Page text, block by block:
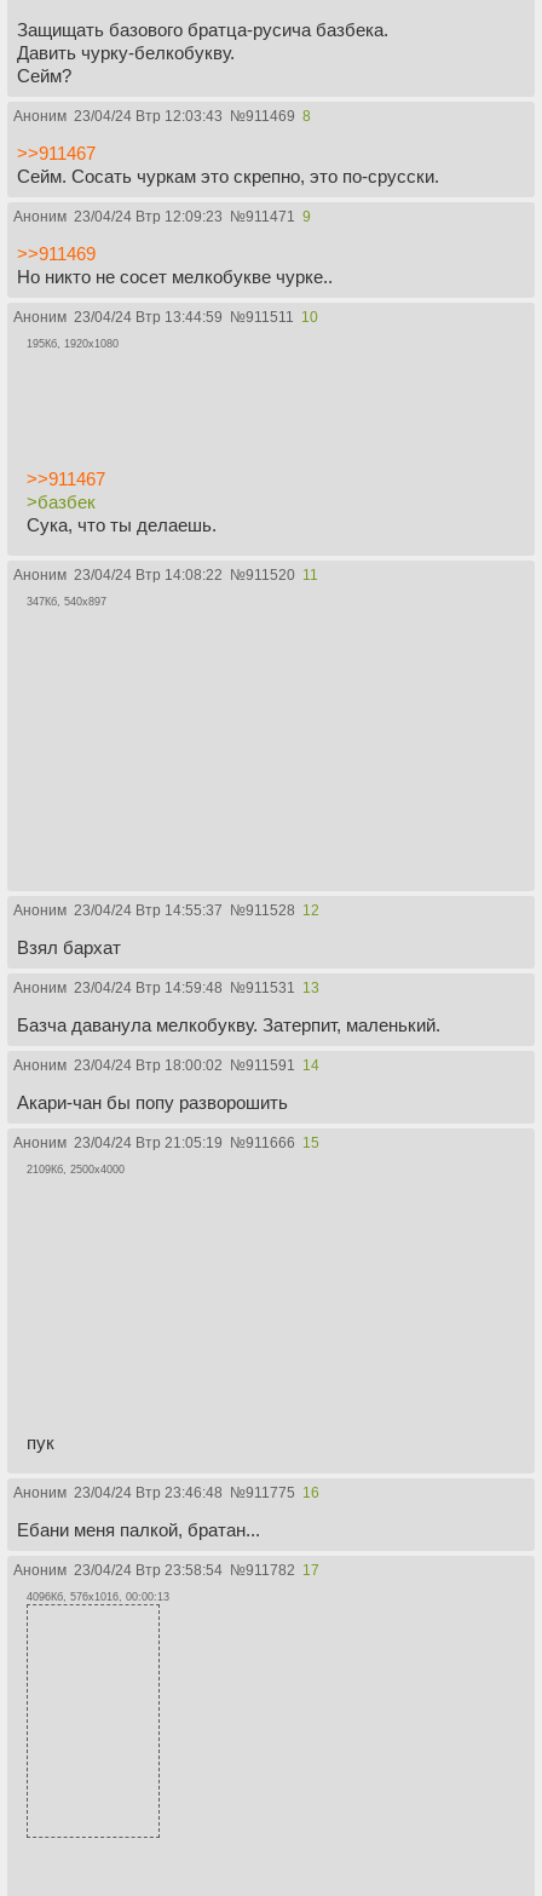
Защищать базового братца-русича базбека.
Давить чурку-белкобукву.
Сейм?
Аноним 23/04/24 Втр 12:03:43 №911469 8
>>911467
Сейм. Сосать чуркам это скрепно, это по-срусски.
Аноним 23/04/24 Втр 12:09:23 №911471 9
>>911469
Но никто не сосет мелкобукве чурке..
Аноним 23/04/24 Втр 13:44:59 №911511 10
195Кб, 1920x1080
>>911467
>базбек
Сука, что ты делаешь.
Аноним 23/04/24 Втр 14:08:22 №911520 11
347Кб, 540x897
Аноним 23/04/24 Втр 14:55:37 №911528 12
Взял бархат
Аноним 23/04/24 Втр 14:59:48 №911531 13
Базча даванула мелкобукву. Затерпит, маленький.
Аноним 23/04/24 Втр 18:00:02 №911591 14
Акари-чан бы попу разворошить
Аноним 23/04/24 Втр 21:05:19 №911666 15
2109Кб, 2500x4000
пук
Аноним 23/04/24 Втр 23:46:48 №911775 16
Ебани меня палкой, братан...
Аноним 23/04/24 Втр 23:58:54 №911782 17
4096Кб, 576x1016, 00:00:13